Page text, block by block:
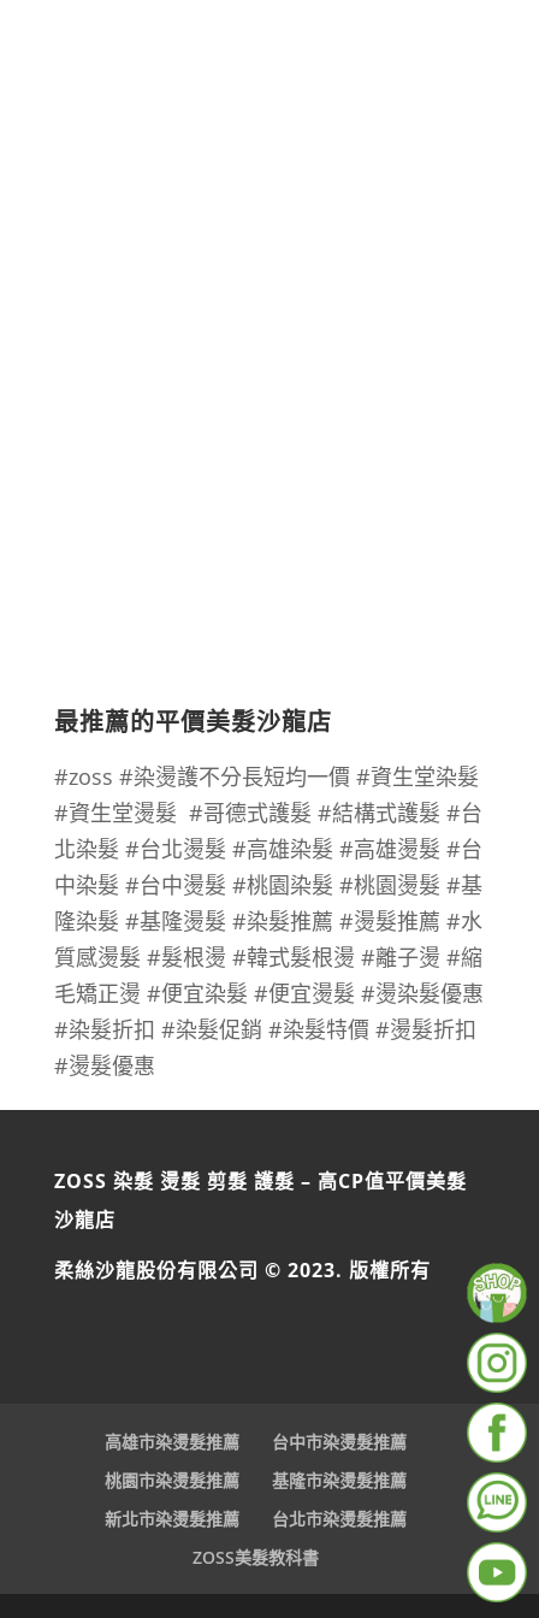
最推薦的平價美髮沙龍店
#zoss #染燙護不分長短均一價 #資生堂染髮
#資生堂燙髮 #哥德式護髮 #結構式護髮 #台
北染髮 #台北燙髮 #高雄染髮 #高雄燙髮 #台
中染髮 #台中燙髮 #桃園染髮 #桃園燙髮 #基
隆染髮 #基隆燙髮 #染髮推薦 #燙髮推薦 #水
質感燙髮 #髮根燙 #韓式髮根燙 #離子燙 #縮
毛矯正燙 #便宜染髮 #便宜燙髮 #燙染髮優惠
#染髮折扣 #染髮促銷 #染髮特價 #燙髮折扣
#燙髮優惠
ZOSS 染髮 燙髮 剪髮 護髮 – 高CP值平價美髮
沙龍店
柔絲沙龍股份有限公司 © 2023. 版權所有
高雄市染燙髮推薦
台中市染燙髮推薦
桃園市染燙髮推薦
基隆市染燙髮推薦
新北市染燙髮推薦
台北市染燙髮推薦
ZOSS美髮教科書